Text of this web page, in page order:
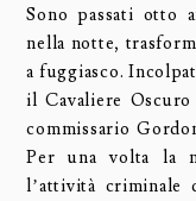
Sono passati otto
nella notte,
a fuggiasco.
il Cavaliere
commissario
Per una volta la
l’attività criminale